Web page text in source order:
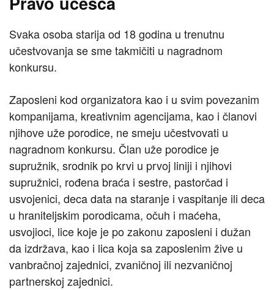
Svaka osoba starija od 18 godina u trenutnu
učestvovanja se sme takmičiti u nagradnom
konkursu.
Zaposleni kod organizatora kao i u svim povezanim
kompanijama, kreativnim agencijama, kao i članovi
njihove uže porodice, ne smeju učestvovati u
nagradnom konkursu. Član uže porodice je
supružnik, srodnik po krvi u prvoj liniji i njihovi
supružnici, rođena braća i sestre, pastorčad i
usvojenici, deca data na staranje i vaspitanje ili deca
u hraniteljskim porodicama, očuh i maćeha,
usvojioci, lice koje je po zakonu zaposleni i dužan
da izdržava, kao i lica koja sa zaposlenim žive u
vanbračnoj zajednici, zvaničnoj ili nezvaničnoj
partnerskoj zajednici.